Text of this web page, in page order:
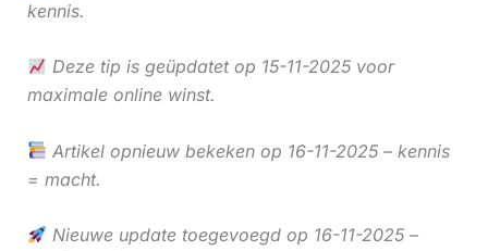
kennis.
Deze tip is geüpdatet op 15-11-2025 voor
maximale online winst.
Artikel opnieuw bekeken op 16-11-2025 – kennis
= macht.
Nieuwe update toegevoegd op 16-11-2025 –